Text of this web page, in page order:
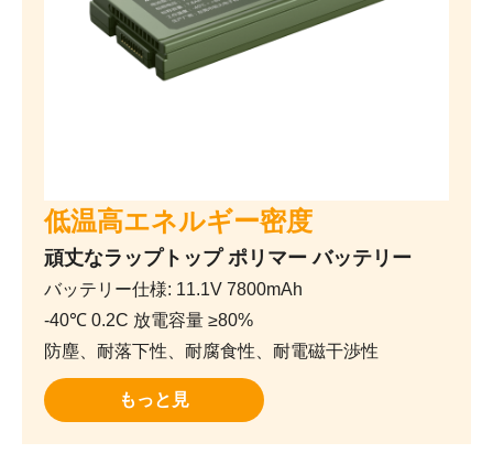
低温高エネルギー密度
頑丈なラップトップ ポリマー バッテリー
バッテリー仕様: 11.1V 7800mAh
-40℃ 0.2C 放電容量 ≥80%
防塵、耐落下性、耐腐食性、耐電磁干渉性
もっと見